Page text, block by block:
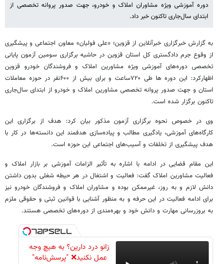
دوره آموزشی ویژه مشاوران املاک و خودرو، جهت صدور پروانه تخصصی از
ابتدای سال‌جاری تاکنون خبر داد.
به گزارش خبرگزاری خبرآنلاین از قزوین؛ «علی فولیان» معاون اجتماعی و پیشگیری
از وقوع جرم دادگستری کل استان قزوین در حاشیه برگزاری سومین آزمون پایانی
تخصصی دوره‌های آموزشی ویژه مشاورین املاک و فروشندگان خودرو قزوین
اظهارکرد: این دوره ها طی ۷۲۰ساعت و برای بیش از ۶۰۰نفر در حوزه معاملات
استان و جهت صدور پروانه تخصصی مشاورین املاک و خودرو از ابتدای سال‌جاری
تاکنون برگزار شده است.
وی در خصوص نحوه برگزاری آزمون مذکور بیان کرد: هدف از برگزاری این
کارگاه‌های آموزشی، یادگیری مطالب و پیاده‌سازی هدفمند این دانسته‌ها در کار با
هدف پیشگیری از تخلفات و آسیب‌های اجتماعی این حوزه است.
این مقام قضایی در ادامه با اشاره به تأثیر الزامات آموزشی بر بازار املاک و
فعالیت‌ مشاورین املاک گفت: فعالیت و اشتغال در هر حیطه شغلی بدون داشتن
دانش لازم و به روز، غیرممکن بوده و مشاوران املاک و فروشندگان خودرو نیز
برای ادامه فعالیت در این حرفه و به منظور آشنایی با قوانین ثبتی و حقوقی ملزم
به بروزرسانی مهارت و دانش خود و بهره‌مندی از دوره‌های تخصصی هستند.
زانو درد دارین؟ به هیچ وجه
عمل نکنید❌ "پرسش‌نامه"